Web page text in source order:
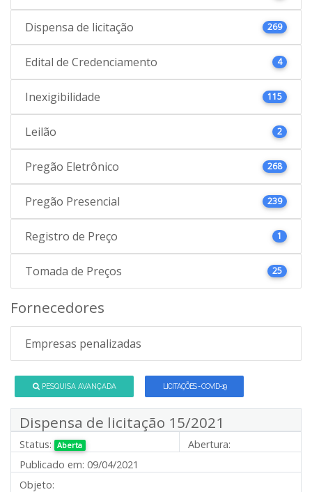
Dispensa de licitação 269
Edital de Credenciamento 4
Inexigibilidade 115
Leilão 2
Pregão Eletrônico 268
Pregão Presencial 239
Registro de Preço 1
Tomada de Preços 25
Fornecedores
Empresas penalizadas
PESQUISA AVANÇADA LICITAÇÕES - COVID-19
Dispensa de licitação 15/2021
Status: Aberta
Abertura:
Publicado em: 09/04/2021
Objeto: